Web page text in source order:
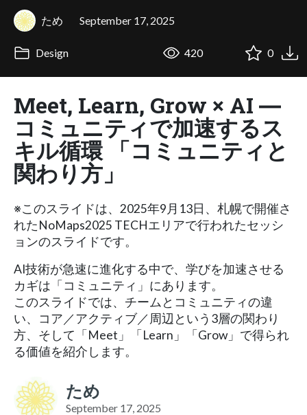
ため September 17, 2025
Design 420 0
Meet, Learn, Grow × AI ―
コミュニティで加速するス
キル循環 「コミュニティと
関わり方」
※このスライドは、2025年9月13日、札幌で開催さ
れたNoMaps2025 TECHエリアで行われたセッシ
ョンのスライドです。
AI技術が急速に進化する中で、学びを加速させる
カギは「コミュニティ」にあります。
このスライドでは、チームとコミュニティの違
い、コア／アクティブ／周辺という3層の関わり
方、そして「Meet」「Learn」「Grow」で得られ
る価値を紹介します。
ため
September 17, 2025